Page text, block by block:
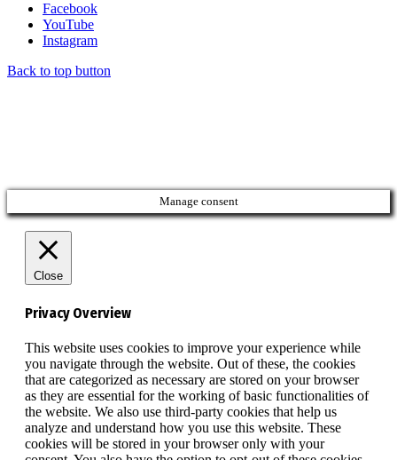
Facebook
YouTube
Instagram
Back to top button
Manage consent
Close
Privacy Overview
This website uses cookies to improve your experience while
you navigate through the website. Out of these, the cookies
that are categorized as necessary are stored on your browser
as they are essential for the working of basic functionalities of
the website. We also use third-party cookies that help us
analyze and understand how you use this website. These
cookies will be stored in your browser only with your